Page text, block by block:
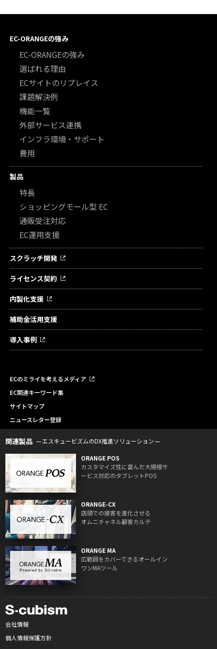
EC-ORANGEの強み
EC-ORANGEの強み
選ばれる理由
ECサイトのリプレイス
課題解決例
機能一覧
外部サービス連携
インフラ環境・サポート
費用
製品
特長
ショッピングモール型 EC
通販受注対応
EC運用支援
スクラッチ開発
ライセンス契約
内製化支援
補助金活用支援
導入事例
ECのミライを考えるメディア
EC関連キーワード集
サイトマップ
ニュースレター登録
関連製品 エスキュービズムのDX推進ソリューション
ORANGE POS
カスタマイズ性に富んだ大規模サ
ービス対応のタブレットPOS
ORANGE-CX
店頭での接客を進化させる
オムニチャネル顧客カルテ
ORANGE MA
広範囲をカバーできるオールイン
ワンMAツール
会社情報
個人情報保護方針